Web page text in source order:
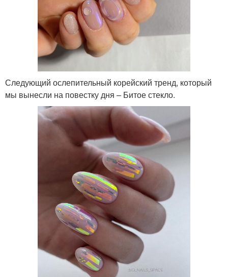
Следующий ослепительный корейский тренд, который
мы вынесли на повестку дня – Битое стекло.